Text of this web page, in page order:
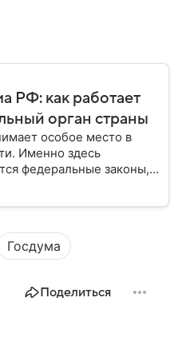
РФ: как работает
орган страны
особое место в
Именно здесь
федеральные законы,
экономики и
граждан.
Госдума, какие
формируется ее
Госдума
Поделиться